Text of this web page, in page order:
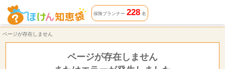
ページが存在しません | ほけん知恵袋
保険プランナー 228名
ページが存在しません
ページが存在しません